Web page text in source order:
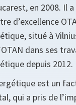
en 2008. Il
d’excellence
situé à
dans ses
depuis 2012.
est un
qui a pris de